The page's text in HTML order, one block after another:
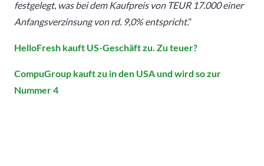
festgelegt, was bei dem Kaufpreis von TEUR 17.000 einer
Anfangsverzinsung von rd. 9,0% entspricht.“
HelloFresh kauft US-Geschäft zu. Zu teuer?
CompuGroup kauft zu in den USA und wird so zur
Nummer 4